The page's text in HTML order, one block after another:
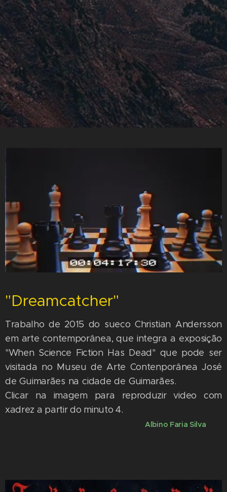
"Dreamcatcher"
Trabalho de 2015 do sueco Christian Andersson
em arte contemporânea, que integra a exposição
"When Science Fiction Has Dead" que pode ser
visitada no Museu de Arte Contenporânea José
de Guimarães na cidade de Guimarães.
Clicar na imagem para reproduzir video com
xadrez a partir do minuto 4.
Albino Faria Silva